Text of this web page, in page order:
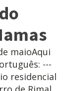
Aqui
---
residencial